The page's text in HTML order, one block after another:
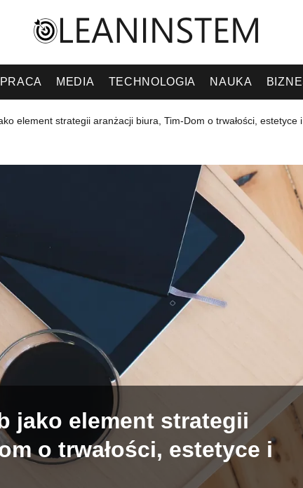
PRACA MEDIA TECHNOLOGIA NAUKA
element strategii aranżacji biura, Tim-Dom o trwałości, estetyce
jako element strategii
o trwałości, estetyce i